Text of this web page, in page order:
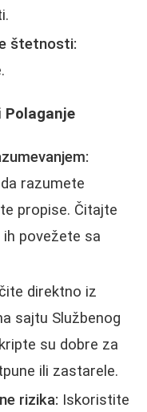
štetnosti:
Polaganje
razumete
propise. Čitajte
povežete sa
direktno iz
sajtu Službenog
su dobre za
ili zastarele.
rizika: Iskoristite